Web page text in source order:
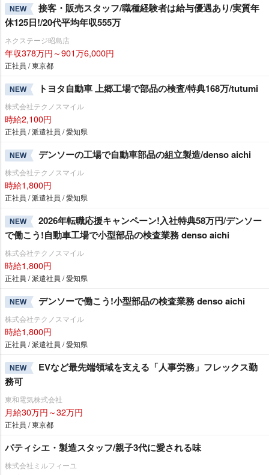
NEW
接客・販売スタッフ/職種経験者は給与優遇あり/実質年
休125日!/20代平均年収555万
ネクステージ昭島店
年収378万円～901万6,000円
正社員 / 東京都
NEW トヨタ自動車 上郷工場で部品の検査/特典168万/tutumi
株式会社テクノスマイル
時給2,100円
正社員 / 派遣社員 / 愛知県
NEW デンソーの工場で自動車部品の組立製造/denso aichi
株式会社テクノスマイル
時給1,800円
正社員 / 派遣社員 / 愛知県
NEW
2026年転職応援キャンペーン!入社特典58万円/デンソー
で働こう!自動車工場で小型部品の検査業務 denso aichi
株式会社テクノスマイル
時給1,800円
正社員 / 派遣社員 / 愛知県
NEW デンソーで働こう!小型部品の検査業務 denso aichi
株式会社テクノスマイル
時給1,800円
正社員 / 派遣社員 / 愛知県
NEW
EVなど最先端領域を支える「人事労務」フレックス勤
務可
東和電気株式会社
月給30万円～32万円
正社員 / 東京都
パティシエ・製造スタッフ/親子3代に愛される味
株式会社ミルフィーユ